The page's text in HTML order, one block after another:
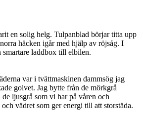
en solig helg. Tulpanblad börjar titta upp
häcken igår med hjälp av röjsåg. I
laddbox till elbilen.
var i tvättmaskinen dammsög jag
golvet. Jag bytte från de mörkgrå
ljusgrå som vi har på våren och
vädret som ger energi till att storstäda.